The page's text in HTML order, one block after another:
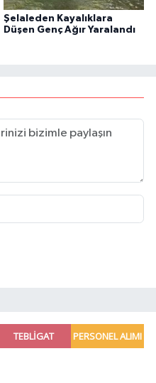
Şelaleden Kayalıklara
Düşen Genç Ağır Yaralandı